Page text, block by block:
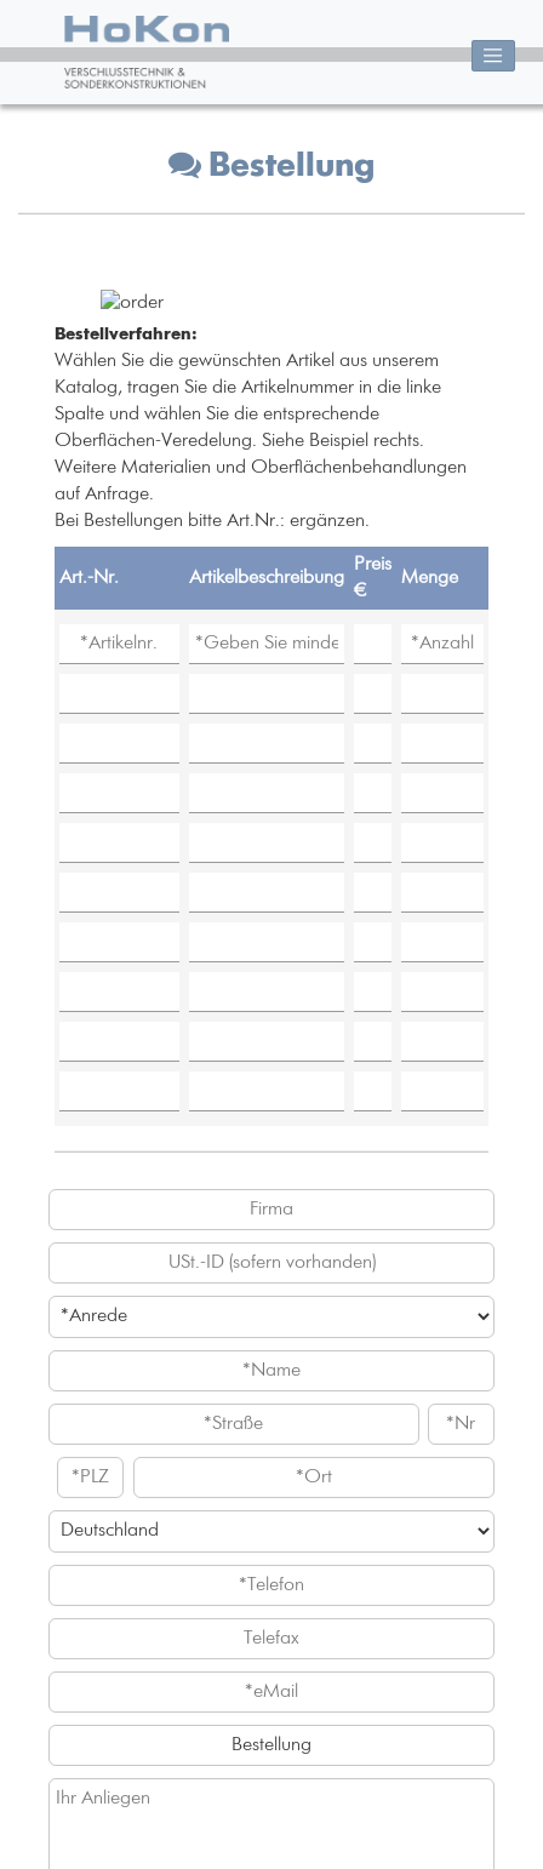
Bestellung
Bestellverfahren:
Wählen Sie die gewünschten Artikel aus unserem
Katalog, tragen Sie die Artikelnummer in die linke
Spalte und wählen Sie die entsprechende
Oberflächen-Veredelung. Siehe Beispiel rechts.
Weitere Materialien und Oberflächenbehandlungen
auf Anfrage.
Bei Bestellungen bitte Art.Nr.: ergänzen.
Art.-Nr. Artikelbeschreibung
Preis
€
Menge